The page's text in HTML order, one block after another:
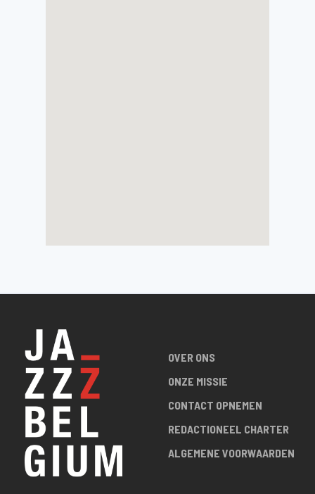
OVER ONS
ONZE MISSIE
CONTACT OPNEMEN
REDACTIONEEL CHARTER
ALGEMENE VOORWAARDEN